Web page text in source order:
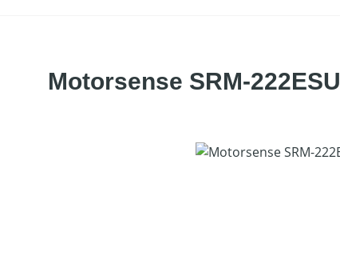
Motorsense SRM-222ESU
Bildergalerie überspringen